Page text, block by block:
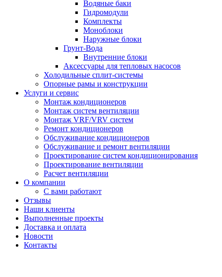
Водяные баки
Гидромодули
Комплекты
Моноблоки
Наружные блоки
Грунт-Вода
Внутренние блоки
Аксессуары для тепловых насосов
Холодильные сплит-системы
Опорные рамы и конструкции
Услуги и сервис
Монтаж кондиционеров
Монтаж систем вентиляции
Монтаж VRF/VRV систем
Ремонт кондиционеров
Обслуживание кондиционеров
Обслуживание и ремонт вентиляции
Проектирование систем кондиционирования
Проектирование вентиляции
Расчет вентиляции
О компании
С вами работают
Отзывы
Наши клиенты
Выполненные проекты
Доставка и оплата
Новости
Контакты